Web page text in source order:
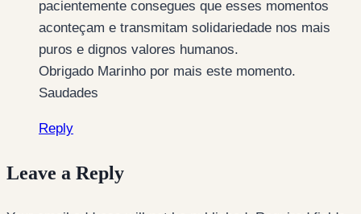
pacientemente consegues que esses momentos
aconteçam e transmitam solidariedade nos mais
puros e dignos valores humanos.
Obrigado Marinho por mais este momento.
Saudades
Reply
Leave a Reply